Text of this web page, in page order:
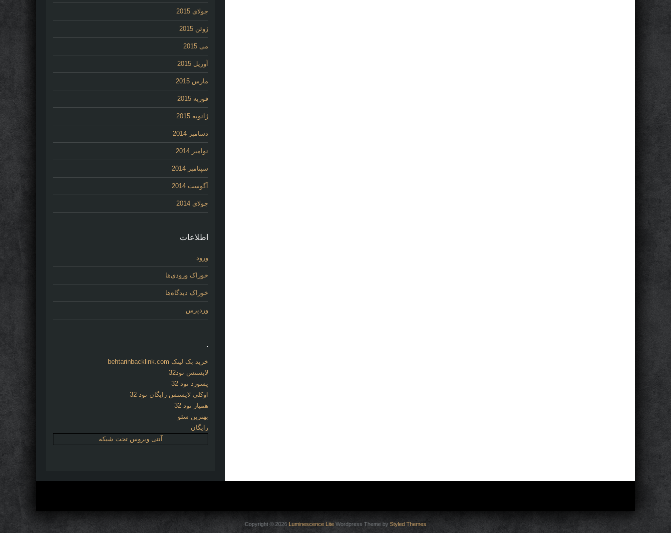
جولای 2015
ژوئن 2015
می 2015
آوریل 2015
مارس 2015
فوریه 2015
ژانویه 2015
دسامبر 2014
نوامبر 2014
سپتامبر 2014
آگوست 2014
جولای 2014
اطلاعات
ورود
خوراک ورودی‌ها
خوراک دیدگاه‌ها
وردپرس
.
خرید بک لینک behtarinbacklink.com
لایسنس نود32
پسورد نود 32
اوکلی لایسنس رایگان نود 32
همیار نود 32
بهترین سئو
رایگان
آنتی ویروس تحت شبکه
Copyright © 2026 Luminescence Lite Wordpress Theme by Styled Themes